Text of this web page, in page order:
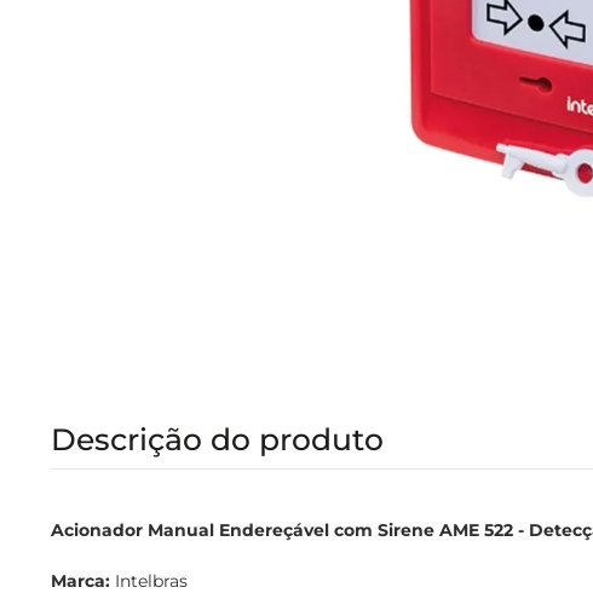
Descrição do produto
Acionador Manual Endereçável com Sirene AME 522 -
Marca: Intelbras